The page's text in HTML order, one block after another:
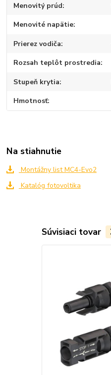
Menovitý prúd
Menovité napätie
Prierez vodiča
Rozsah teplôt prostredia
Stupeň krytia
Hmotnosť
Na stiahnutie
Montážny list MC4-Evo2
Katalóg fotovoltika
Súvisiaci tovar